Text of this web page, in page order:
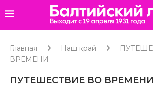
Главная Наш край
ВРЕМЕНИ
ПУТЕШЕСТВИЕ ВО ВРЕМЕНИ